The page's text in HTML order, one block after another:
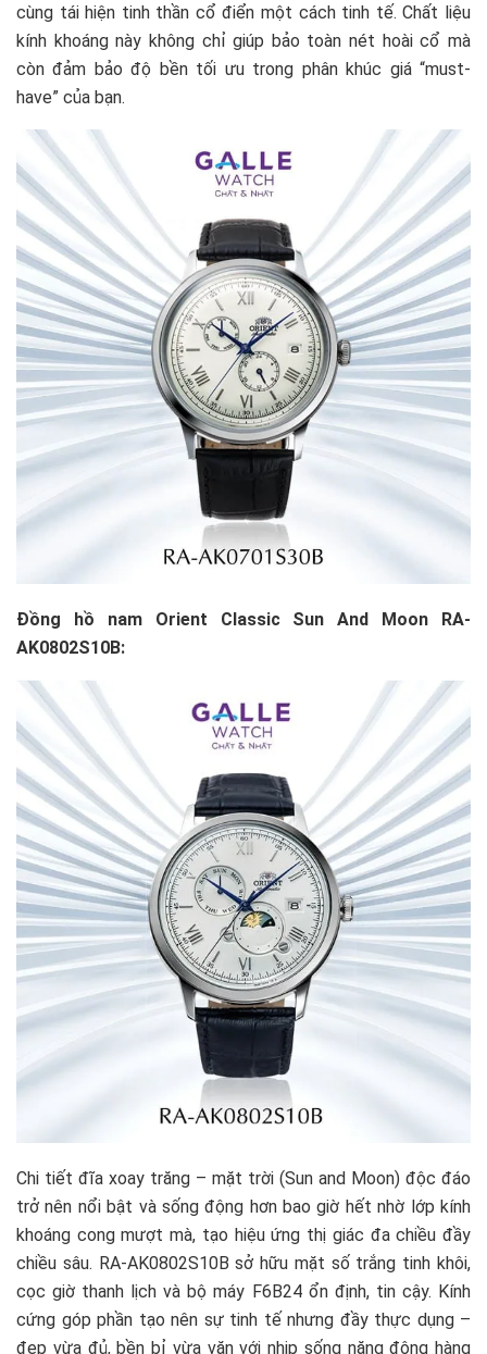
cùng tái hiện tinh thần cổ điển một cách tinh tế. Chất liệu
kính khoáng này không chỉ giúp bảo toàn nét hoài cổ mà
còn đảm bảo độ bền tối ưu trong phân khúc giá “must-
have” của bạn.
Đồng hồ nam Orient Classic Sun And Moon RA-
AK0802S10B:
Chi tiết đĩa xoay trăng – mặt trời (Sun and Moon) độc đáo
trở nên nổi bật và sống động hơn bao giờ hết nhờ lớp kính
khoáng cong mượt mà, tạo hiệu ứng thị giác đa chiều đầy
chiều sâu. RA‑AK0802S10B sở hữu mặt số trắng tinh khôi,
cọc giờ thanh lịch và bộ máy F6B24 ổn định, tin cậy. Kính
cứng góp phần tạo nên sự tinh tế nhưng đầy thực dụng –
đẹp vừa đủ, bền bỉ vừa vặn với nhịp sống năng động hàng